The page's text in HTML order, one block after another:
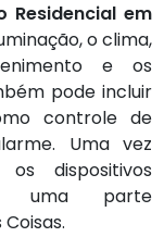
Residencial em
o clima,
e os
pode incluir
controle de
Uma vez
dispositivos
uma parte